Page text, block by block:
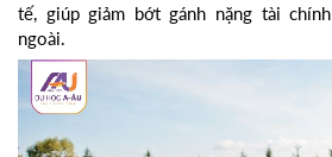
tế, giúp giảm bớt gánh nặng tài
ngoài.